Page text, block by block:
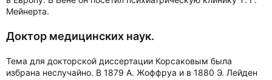
Мейнерта.
Доктор медицинских наук.
Тема для докторской диссертации Корсаковым была
избрана неслучайно. В 1879 А. Жоффруа и в 1880 Э. Лейден